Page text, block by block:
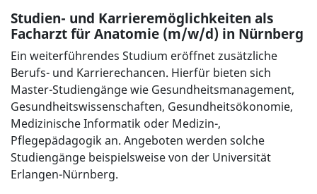
Studien- und Karrieremöglichkeiten als
Facharzt für Anatomie (m/w/d) in Nürnberg
Ein weiterführendes Studium eröffnet zusätzliche
Berufs- und Karrierechancen. Hierfür bieten sich
Master-Studiengänge wie Gesundheitsmanagement,
Gesundheitswissenschaften, Gesundheitsökonomie,
Medizinische Informatik oder Medizin-,
Pflegepädagogik an. Angeboten werden solche
Studiengänge beispielsweise von der Universität
Erlangen-Nürnberg.